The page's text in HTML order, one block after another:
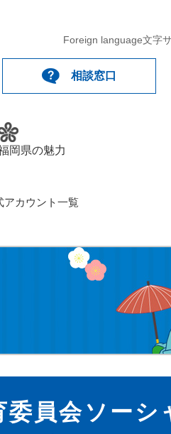
Foreign language文字
相談窓口
岡県の魅力
アカウント一覧
委員会ソー